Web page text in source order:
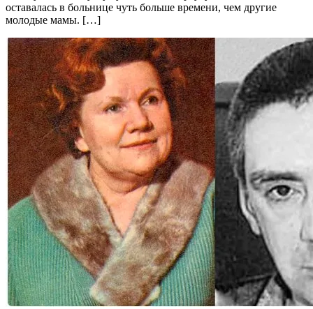
оставалась в больнице чуть больше времени, чем другие
молодые мамы. […]